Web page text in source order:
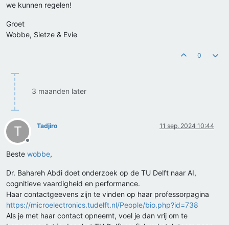
we kunnen regelen!
Groet
Wobbe, Sietze & Evie
0
3 maanden later
T
Offline
Tadjiro 11 sep. 2024 10:44
Beste wobbe,
Dr. Bahareh Abdi doet onderzoek op de TU Delft naar AI,
cognitieve vaardigheid en performance.
Haar contactgeevens zijn te vinden op haar professorpagina
https://microelectronics.tudelft.nl/People/bio.php?id=738
Als je met haar contact opneemt, voel je dan vrij om te